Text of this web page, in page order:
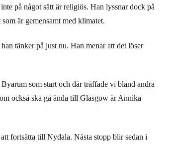
på något sätt är religiös. Han lyssnar dock på
är gemensamt med klimatet.
tänker på just nu. Han menar att det löser
som start och där träffade vi bland andra
också ska gå ända till Glasgow är Annika
fortsätta till Nydala. Nästa stopp blir sedan i